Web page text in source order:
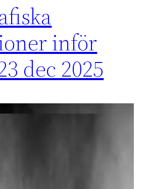
inför
dec 2025